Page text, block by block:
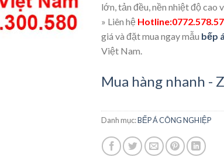
lớn, tản đều, nền nhiệt độ cao
» Liên hệ
giá và đặt mua ngay mẫu bếp
Việt Nam.
Mua hàng nhanh -
Danh mục:BẾP Á CÔNG NGHIỆP